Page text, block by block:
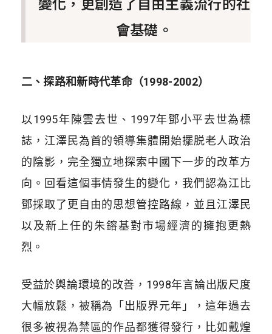
會基礎。
二、探路和新時代革命（1998-2002）
以1995年陳雲去世、1997年鄧小平去世為標
誌，江澤民為首的領導集體開始擺脱老人政治
的陰影，完全獨立地探索中國下一步的改革方
向。回看這個事情發生的變化，我們認為江比
鄧採取了更自由的思想管控路線，並且江澤民
以及新上任的朱鎔基對市場經濟的擁抱更熱
烈。
受益於輿論環境的改善，1998年言論出版尺度
大幅放鬆，被稱為「出版界元年」，這年過去
很多被視為禁區的作品都獲得發行，比如戴煌